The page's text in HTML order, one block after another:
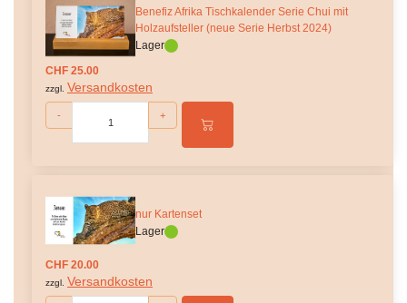
Benefiz Afrika Tischkalender Serie Chui mit
Holzaufsteller (neue Serie Herbst 2024)
Lager
CHF 25.00
zzgl. Versandkosten
- +
nur Kartenset
Lager
CHF 20.00
zzgl. Versandkosten